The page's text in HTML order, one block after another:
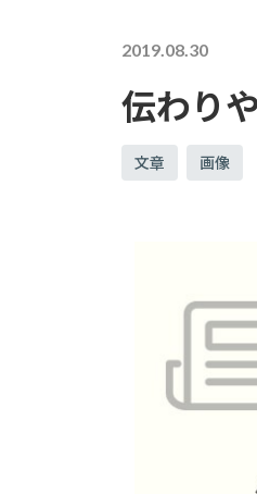
2019.08.30
伝わり
文章 画像